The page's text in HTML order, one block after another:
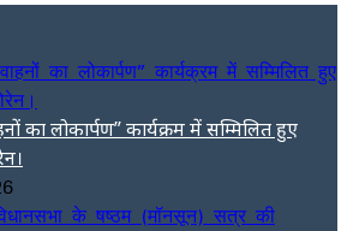
का लोकार्पण” कार्यक्रम में सम्मिलित हुए